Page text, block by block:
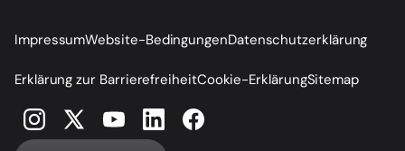
ImpressumWebsite-BedingungenDatenschutzerklärung
Erklärung zur BarrierefreiheitCookie-ErklärungSitemap